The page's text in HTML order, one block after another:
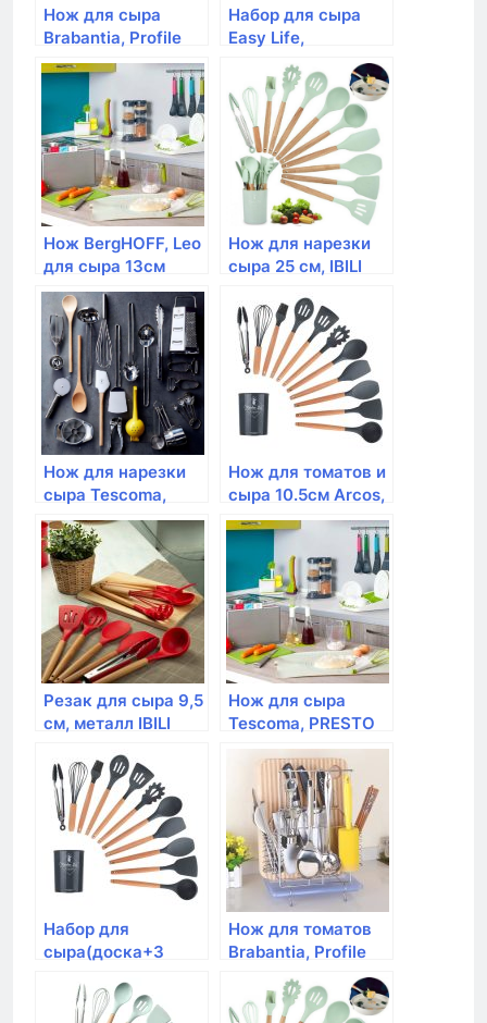
Нож для сыра
Brabantia, Profile
Набор для сыра
Easy Life,
"FROMAGE" доска,
выдвижной ящик с
4-мя ножами,
бамбук/стекло
Нож BergHOFF, Leo
для сыра 13см
Нож для нарезки
сыра 25 см, IBILI
Нож для нарезки
сыра Tescoma,
PRESIDENT
Нож для томатов и
сыра 10.5см Arcos,
Nova
Резак для сыра 9,5
см, металл IBILI
Нож для сыра
Tescoma, PRESTO
Набор для
сыра(доска+3
ножа)Viners,
Нож для томатов
Brabantia, Profile